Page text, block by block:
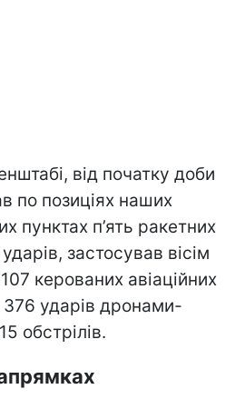
від початку доби
по позиціях наших
пунктах п’ять ракетних
застосував вісім
керованих авіаційних
376 ударів дронами-
обстрілів.